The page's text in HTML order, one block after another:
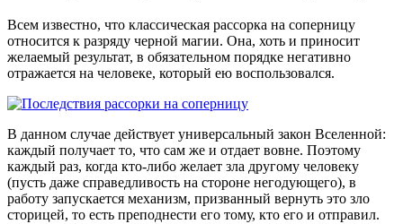
Всем известно, что классическая рассорка на соперницу
относится к разряду черной магии. Она, хоть и приносит
желаемый результат, в обязательном порядке негативно
отражается на человеке, который ею воспользовался.
В данном случае действует универсальный закон Вселенной:
каждый получает то, что сам же и отдает вовне. Поэтому
каждый раз, когда кто-либо желает зла другому человеку
(пусть даже справедливость на стороне негодующего), в
работу запускается механизм, призванный вернуть это зло
сторицей, то есть преподнести его тому, кто его и отправил.